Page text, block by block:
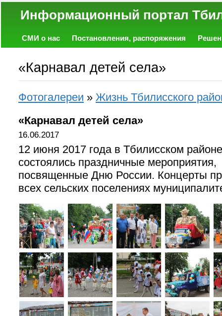
Информационный
СМИ о нас Постановления, распоряжения
«Карнавал детей села»
Фотогалереи » Жизнь Тбилисского
«Карнавал детей села»
16.06.2017
12 июня 2017 года в Тбилисском районе
состоялись праздничные мероприятия,
посвященные Дню России. Концерты
всех сельских поселениях